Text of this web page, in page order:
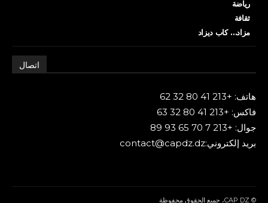
رياضة
ثقافة
مزاد… كاب ديزاد
اتصال
هاتف: +213 41 80 32 62
فاكس: +213 41 80 32 63
جوال: +213 7 70 65 93 89
بريد إلكتروني:contact@capdz.dz
© CAP DZ، جميع الحقوق محفوظة